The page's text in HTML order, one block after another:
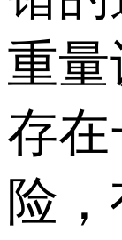
重
存在
险